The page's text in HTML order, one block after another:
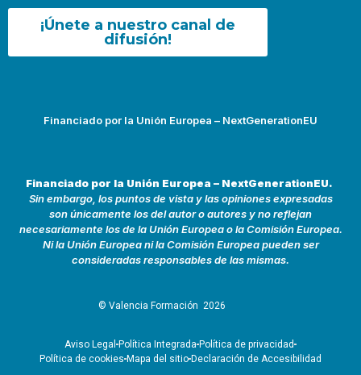
¡Únete a nuestro canal de
difusión!
Financiado por la Unión Europea – NextGenerationEU
Financiado por la Unión Europea – NextGenerationEU.
Sin embargo, los puntos de vista y las opiniones expresadas
son únicamente los del autor o autores y no reflejan
necesariamente los de la Unión Europea o la Comisión Europea.
Ni la Unión Europea ni la Comisión Europea pueden ser
consideradas responsables de las mismas.
© Valencia Formación 2026
Aviso Legal Política Integrada Política de privacidad
Política de cookies Mapa del sitio Declaración de Accesibilidad